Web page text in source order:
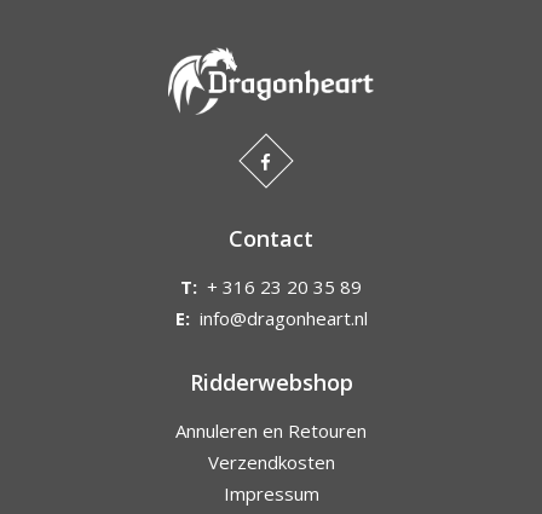
Contact
T: + 316 23 20 35 89
E: info@dragonheart.nl
Ridderwebshop
Annuleren en Retouren
Verzendkosten
Impressum